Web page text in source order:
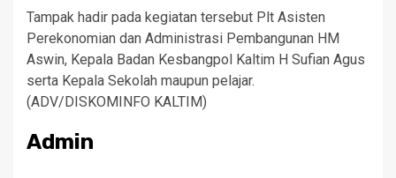
Tampak hadir pada kegiatan tersebut Plt Asisten
Perekonomian dan Administrasi Pembangunan HM
Aswin, Kepala Badan Kesbangpol Kaltim H Sufian Agus
serta Kepala Sekolah maupun pelajar.
(ADV/DISKOMINFO KALTIM)
Admin